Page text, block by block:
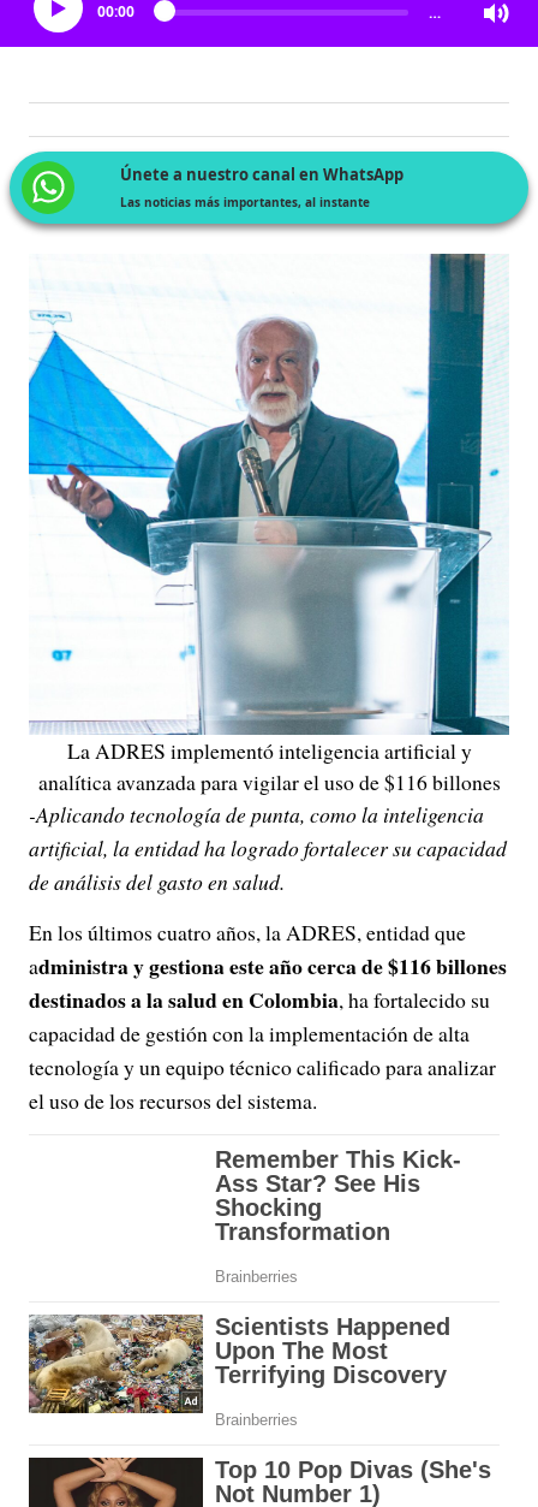
00:00 …
Únete a nuestro canal en WhatsApp
Las noticias más importantes, al instante
La ADRES implementó inteligencia artificial y
analítica avanzada para vigilar el uso de $116 billones
-Aplicando tecnología de punta, como la inteligencia
artificial, la entidad ha logrado fortalecer su capacidad
de análisis del gasto en salud.
En los últimos cuatro años, la ADRES, entidad que
administra y gestiona este año cerca de $116 billones
destinados a la salud en Colombia, ha fortalecido su
capacidad de gestión con la implementación de alta
tecnología y un equipo técnico calificado para analizar
el uso de los recursos del sistema.